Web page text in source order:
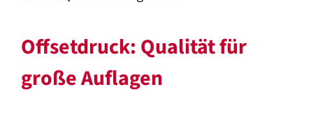
Offsetdruck: Qualität für
große Auflagen